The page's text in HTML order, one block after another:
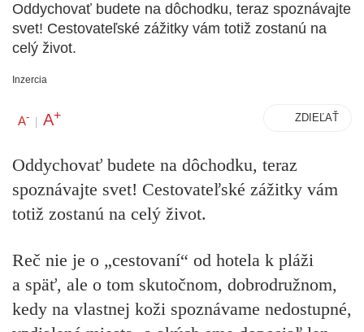
Oddychovať budete na dôchodku, teraz spoznávajte
svet! Cestovateľské zážitky vám totiž zostanú na
celý život.
Inzercia
A- | A+ ZDIEĽAŤ
Oddychovať budete na dôchodku, teraz
spoznávajte svet! Cestovateľské zážitky vám
totiž zostanú na celý život.
Reč nie je o „cestovaní“ od hotela k pláži
a späť, ale o tom skutočnom, dobrodružnom,
kedy na vlastnej koži spoznávame nedostupné,